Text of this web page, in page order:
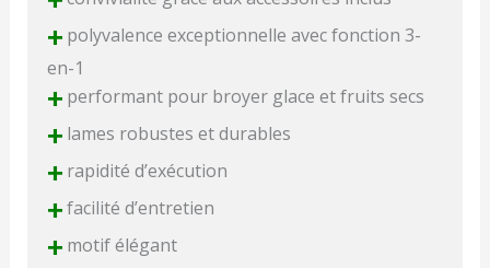
+polyvalence exceptionnelle avec fonction 3-
en-1
+performant pour broyer glace et fruits secs
+lames robustes et durables
+rapidité d’exécution
+facilité d’entretien
+motif élégant